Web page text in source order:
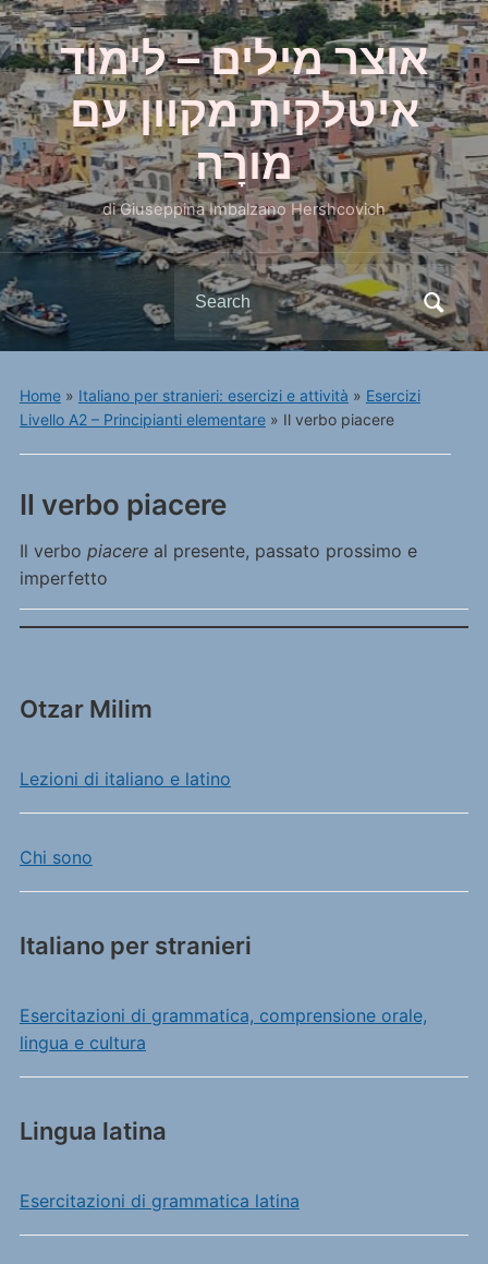
אוצר מילים – לימוד
איטלקית מקוון עם
מורָה
di Giuseppina Imbalzano Hershcovich
Search
for:
Home» Italiano per stranieri: esercizi e attività » Esercizi
Livello A2 – Principianti elementare» Il verbo piacere
Otzar Milim
Lezioni di italiano e latino
Chi sono
Italiano per stranieri
Esercitazioni di grammatica, comprensione orale,
lingua e cultura
Lingua latina
Esercitazioni di grammatica latina
Il verbo piacere
Il verbo piacereal presente, passato prossimo e
imperfetto